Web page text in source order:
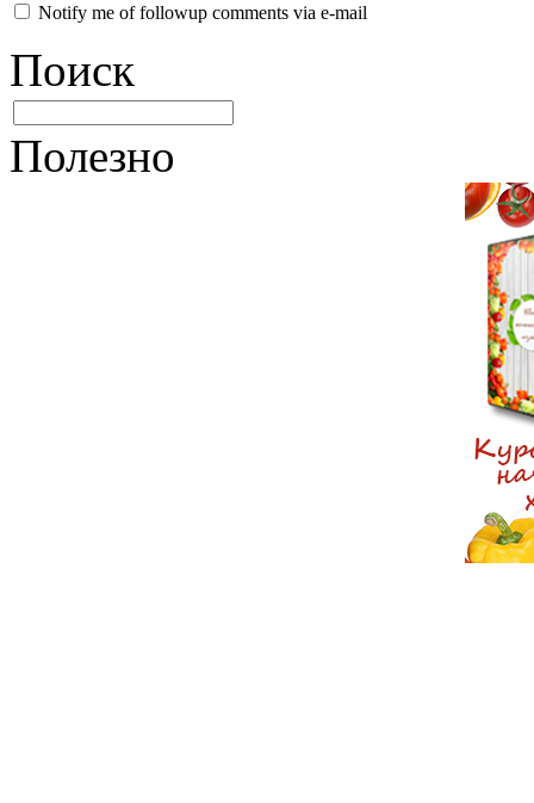
Notify me of followup comments via e-mail
Поиск
Полезно